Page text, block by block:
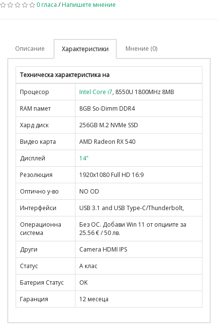
0 гласа /Напишете мнение
Описание Характеристики Мнение (0)
Техническа характеристика на
Процесор Intel Core i7, 8550U 1800MHz 8MB
RAM памет
8GB So-Dimm DDR4
Хард диск
256GB M.2 NVMe SSD
Видео карта
AMD Radeon RX 540
Дисплей
14"
Резолюция
1920x1080 Full HD 16:9
Оптично у-во
NO OD
Интерфейси
USB 3.1 and USB Type-C/Thunderbolt,
Операционна
система
Без ОС. Добави Win 11 от опциите за
25.56 € / 50 лв.
Други
Camera HDMI IPS
Статус
A клас
Батерия Статус
OK
Гаранция
12 месеца